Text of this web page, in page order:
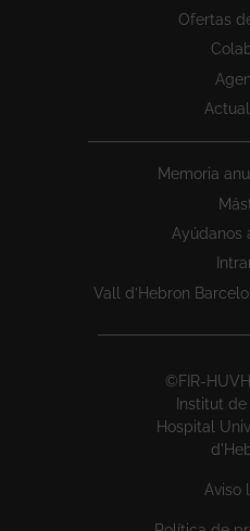
Ofertas
Memoria
Ayúdanos
Vall d’Hebron
©FIR-
Institut
Hospital
Aviso